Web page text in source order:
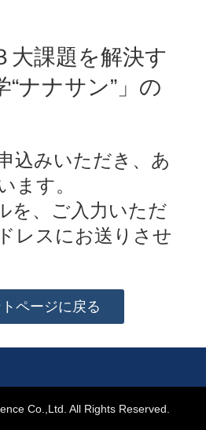
大課題を解決す
“ナナサン”」の
込みいただき、あ
ます。
を、ご入力いただ
レスにお送りさせ
ページに戻る
Co.,Ltd. All Rights Reserved.